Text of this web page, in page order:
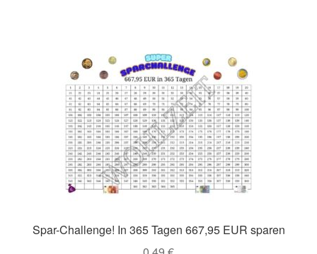
Spar-Challenge! In 365 Tagen 667,95 EUR sparen